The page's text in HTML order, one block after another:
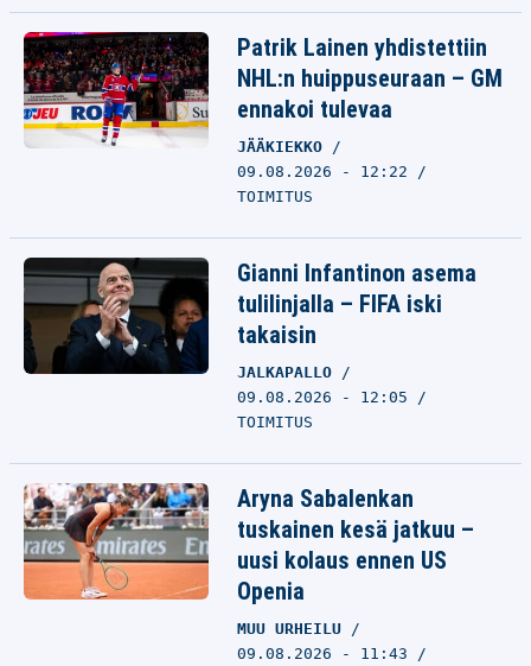
Patrik Lainen yhdistettiin
NHL:n huippuseuraan – GM
ennakoi tulevaa
JÄÄKIEKKO
09.08.2026 - 12:22
TOIMITUS
Gianni Infantinon asema
tulilinjalla – FIFA iski
takaisin
JALKAPALLO
09.08.2026 - 12:05
TOIMITUS
Aryna Sabalenkan
tuskainen kesä jatkuu –
uusi kolaus ennen US
Openia
MUU URHEILU
09.08.2026 - 11:43